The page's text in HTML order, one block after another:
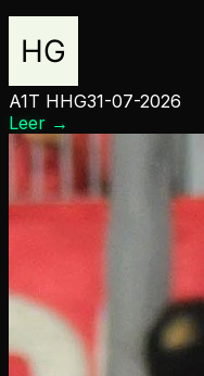
A1T HHG31-07-2026
Leer →